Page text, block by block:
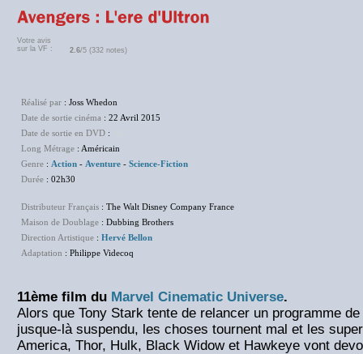
Votre avis
sur la VF :
2.6/5 (332 notes)
Réalisé par : Joss Whedon
Date de sortie cinéma : 22 Avril 2015
Date de sortie en DVD :
Long Métrage : Américain
Genre : Action - Aventure - Science-Fiction
Durée : 02h30
Distributeur Français : The Walt Disney Company France
Maison de Doublage : Dubbing Brothers
Direction Artistique : Hervé Bellon
Adaptation : Philippe Videcoq
11ème film du Marvel Cinematic Universe.
Alors que Tony Stark tente de relancer un programme
jusque-là suspendu, les choses tournent mal et les
America, Thor, Hulk, Black Widow et Hawkeye vont